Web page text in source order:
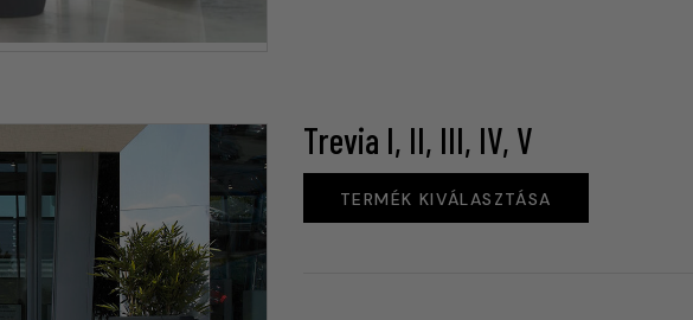
Trevia I, II, III, IV, V
TERMÉK KIVÁLASZTÁSA